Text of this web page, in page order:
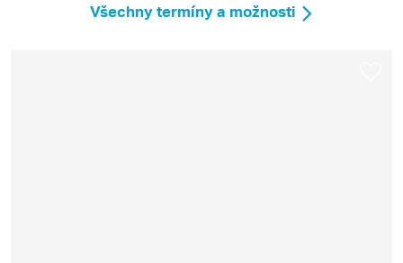
Všechny termíny a možnosti